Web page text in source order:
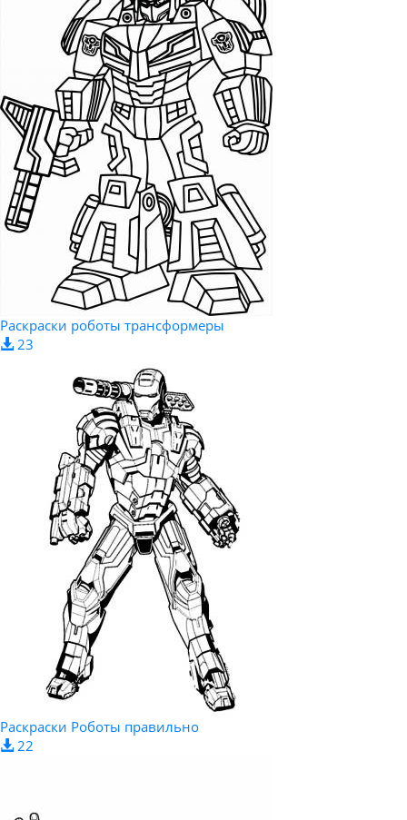
Раскраски роботы трансформеры
23
Раскраски Роботы правильно
22